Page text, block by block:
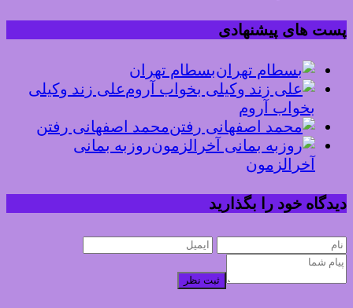
پست های پیشنهادی
بسطام تهران
علی زند وکیلی
بخواب آروم
محمد اصفهانی رفتن
روزبه بمانی
آخرالزمون
دیدگاه خود را بگذارید
ثبت نظر